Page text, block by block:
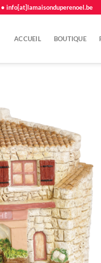
info[at]lamaisonduperenoel.be
ACCUEIL BOUTIQUE